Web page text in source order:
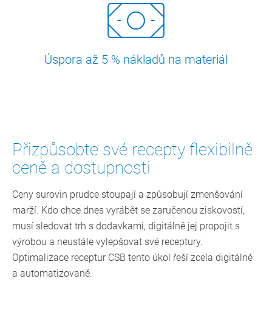
Úspora až 5 % nákladů na materiál
Přizpůsobte své recepty flexibilně
ceně a dostupnosti
Ceny surovin prudce stoupají a způsobují zmenšování
marží. Kdo chce dnes vyrábět se zaručenou ziskovostí,
musí sledovat trh s dodavkami, digitálně jej propojit s
výrobou a neustále vylepšovat své receptury.
Optimalizace receptur CSB tento úkol řeší zcela digitálně
a automatizovaně.